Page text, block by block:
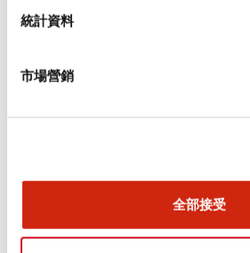
統計資料
市場營銷
全部接受
安裝和安裝規範
文件和檔案
型錄和宣傳手冊 CAD檔 認證與標準